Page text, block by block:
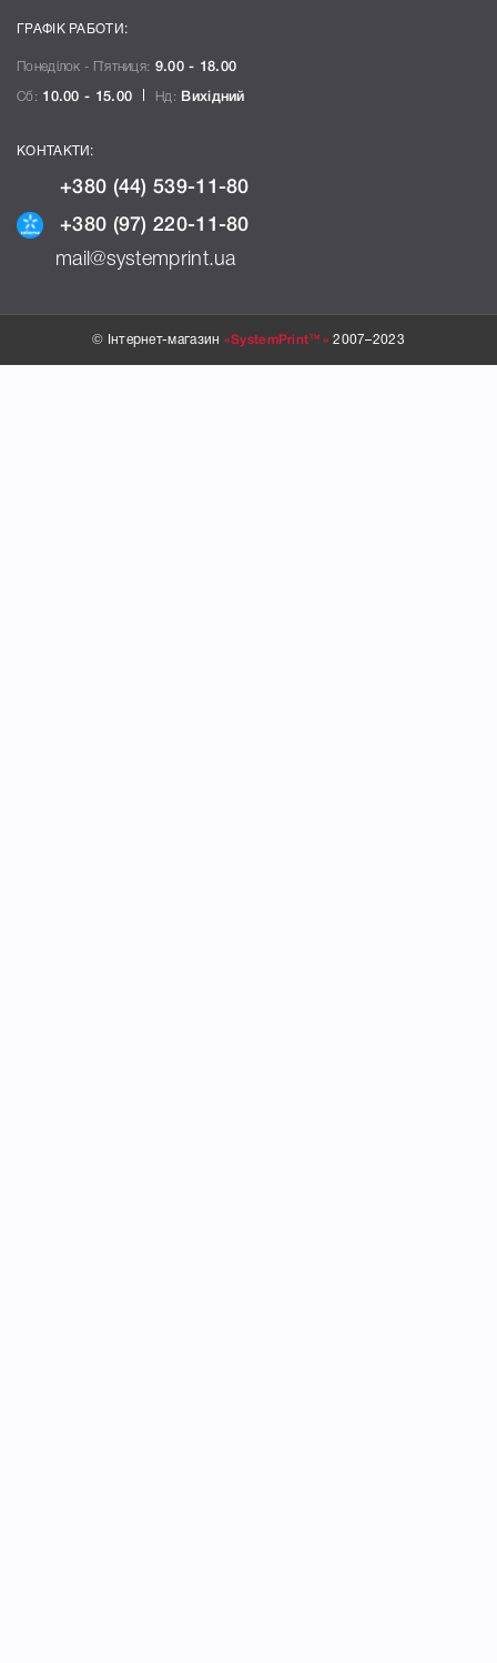
ГРАФІК РАБОТИ:
Понеділок - П`ятниця: 9.00 - 18.00
Сб: 10.00 - 15.00 Нд: Вихідний
КОНТАКТИ:
+380 (44) 539-11-80
+380 (97) 220-11-80
mail@systemprint.ua
© Інтернет-магазин «SystemPrint™» 2007–2023